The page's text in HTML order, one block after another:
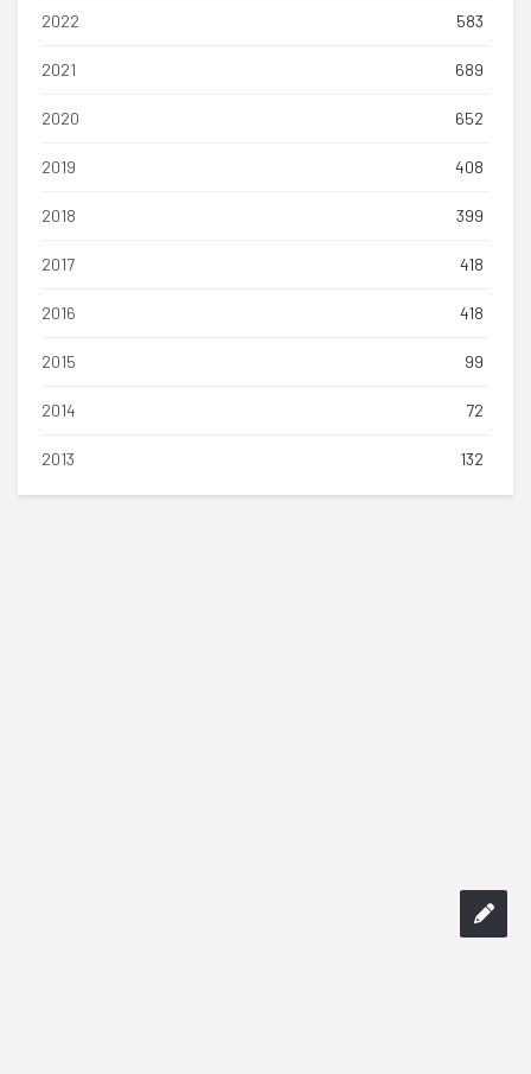
2022 583
2021 689
2020 652
2019 408
2018 399
2017 418
2016 418
2015 99
2014 72
2013 132